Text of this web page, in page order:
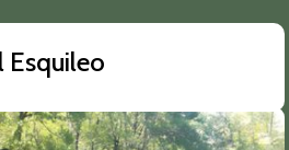
Esquileo